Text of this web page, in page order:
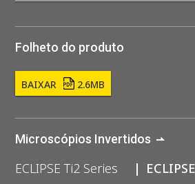
Folheto do produto
BAIXAR 2.6MB
Microscópios Invertidos
ECLIPSE Ti2 Series